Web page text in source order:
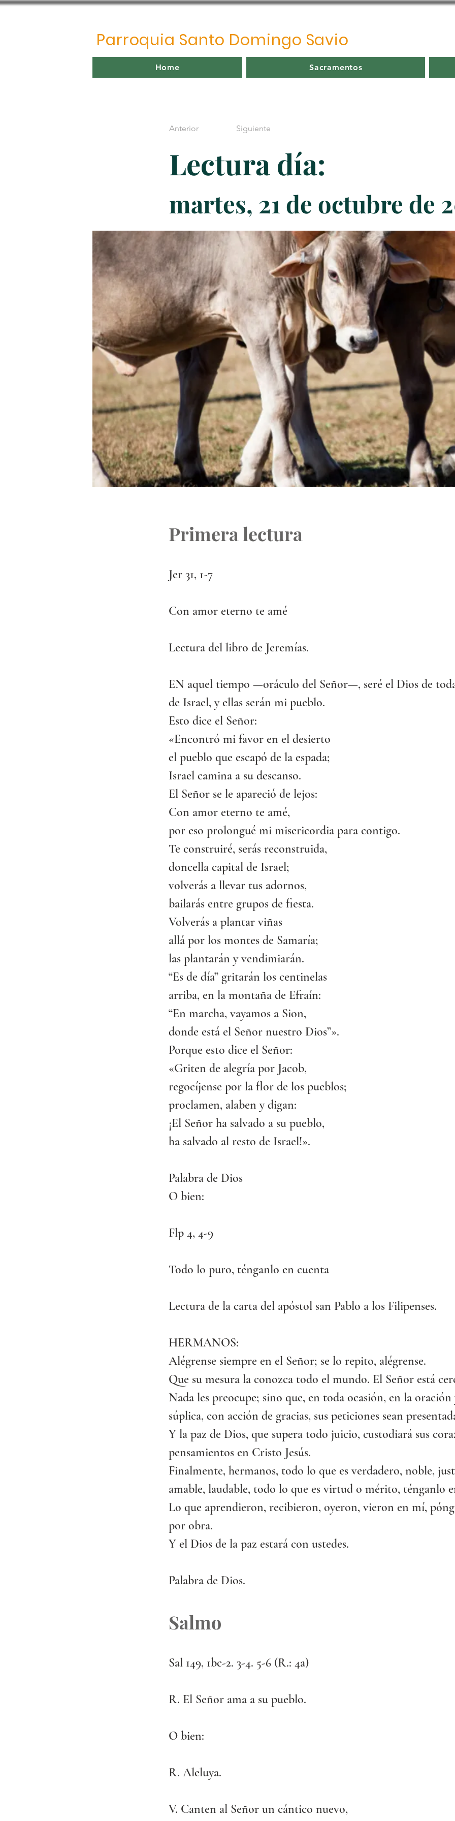
Parroquia Santo Domingo Savio
Home Sacramentos
Anterior Siguiente
Lectura día:
martes, 21 de octubre de
Primera lectura
Jer 31, 1-7
Con amor eterno te amé
Lectura del libro de Jeremías.
EN aquel tiempo —oráculo del Señor—, seré el Dios de
de Israel, y ellas serán mi pueblo.
Esto dice el Señor:
«Encontró mi favor en el desierto
el pueblo que escapó de la espada;
Israel camina a su descanso.
El Señor se le apareció de lejos:
Con amor eterno te amé,
por eso prolongué mi misericordia para contigo.
Te construiré, serás reconstruida,
doncella capital de Israel;
volverás a llevar tus adornos,
bailarás entre grupos de fiesta.
Volverás a plantar viñas
allá por los montes de Samaría;
las plantarán y vendimiarán.
“Es de día” gritarán los centinelas
arriba, en la montaña de Efraín:
“En marcha, vayamos a Sion,
donde está el Señor nuestro Dios”».
Porque esto dice el Señor:
«Griten de alegría por Jacob,
regocíjense por la flor de los pueblos;
proclamen, alaben y digan:
¡El Señor ha salvado a su pueblo,
ha salvado al resto de Israel!».
Palabra de Dios
O bien:
Flp 4, 4-9
Todo lo puro, ténganlo en cuenta
Lectura de la carta del apóstol san Pablo a los Filipenses.
HERMANOS:
Alégrense siempre en el Señor; se lo repito, alégrense.
Que su mesura la conozca todo el mundo. El Señor está
Nada les preocupe; sino que, en toda ocasión, en la oración
súplica, con acción de gracias, sus peticiones sean
Y la paz de Dios, que supera todo juicio, custodiará sus
pensamientos en Cristo Jesús.
Finalmente, hermanos, todo lo que es verdadero, noble,
amable, laudable, todo lo que es virtud o mérito, ténganlo
Lo que aprendieron, recibieron, oyeron, vieron en mí,
por obra.
Y el Dios de la paz estará con ustedes.
Palabra de Dios.
Salmo
Sal 149, 1bc-2. 3-4. 5-6 (R.: 4a)
R. El Señor ama a su pueblo.
O bien:
R. Aleluya.
V. Canten al Señor un cántico nuevo,